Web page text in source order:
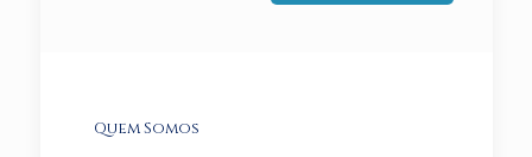
Quem Somos